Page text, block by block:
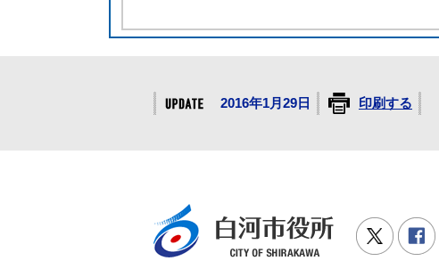
2016年1月29日 印刷する
白河市役所
Twitter